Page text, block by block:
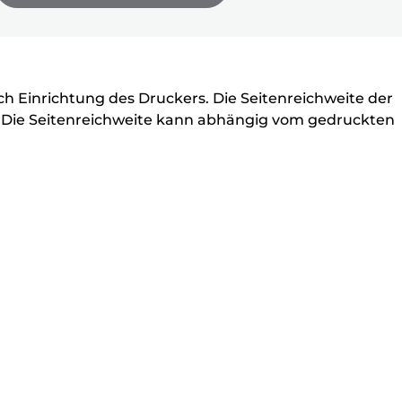
Einrichtung des Druckers. Die Seitenreichweite der
Seitenreichweite kann abhängig vom gedruckten